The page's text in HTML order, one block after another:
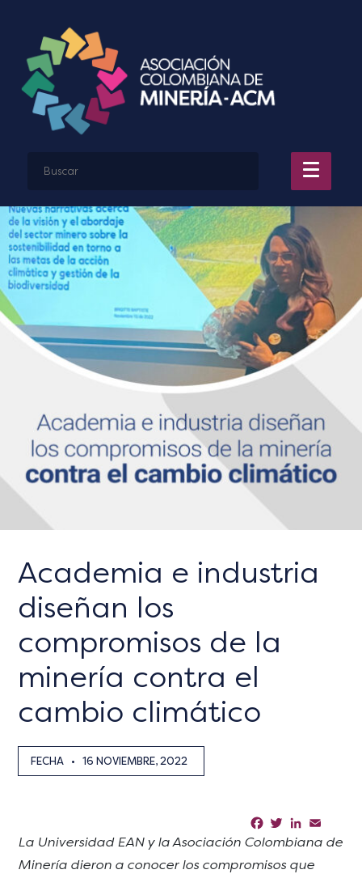
Academia e industria
diseñan los
compromisos de la
minería contra el
cambio climático
FECHA • 16 NOVIEMBRE, 2022
Facebook
TwitterLinkedIn
La Universidad EAN y la Asociación Colombiana de
Minería dieron a conocer los compromisos que